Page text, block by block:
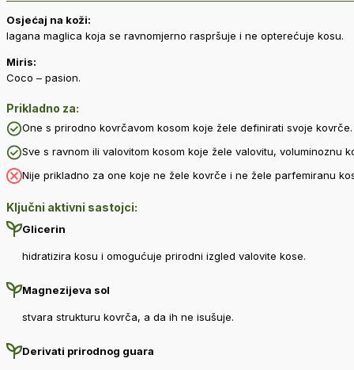
Osjećaj na koži:
lagana maglica koja se ravnomjerno raspršuje i ne opterećuje kosu.
Miris:
Coco – pasion.
Prikladno za:
One s prirodno kovrčavom kosom koje žele definirati svoje kovrče.
Sve s ravnom ili valovitom kosom koje žele valovitu, voluminoznu
Nije prikladno za one koje ne žele kovrče i ne žele parfemiranu
Ključni aktivni sastojci:
Glicerin
hidratizira kosu i omogućuje prirodni izgled valovite kose.
Magnezijeva sol
stvara strukturu kovrča, a da ih ne isušuje.
Derivati prirodnog guara